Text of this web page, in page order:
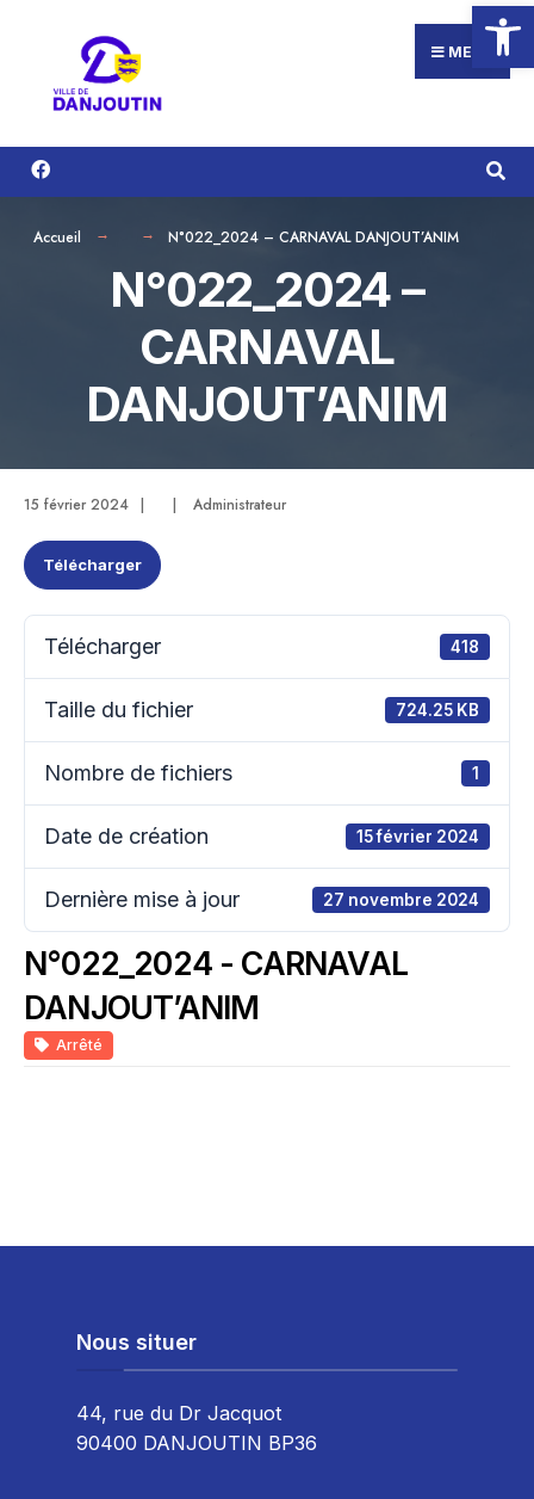
Ouvrir
contenu
MENU
Accueil N°022_2024 – CARNAVAL DANJOUT’ANIM
N°022_2024 –
CARNAVAL
DANJOUT’ANIM
15 février 2024 | | Administrateur
Télécharger
Télécharger 418
Taille du fichier 724.25 KB
Nombre de fichiers 1
Date de création 15 février 2024
Dernière mise à jour 27 novembre 2024
N°022_2024 - CARNAVAL
DANJOUT’ANIM
Arrêté
Nous situer
44, rue du Dr Jacquot
90400 DANJOUTIN BP36
for: